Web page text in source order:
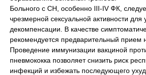
Больного с СН, особенно III-IV ФК,
чрезмерной сексуальной активности
декомпенсации. В качестве
рекомендуется предварительный прием
Проведение иммунизации вакциной
пневмококка позволяет снизить риск
инфекций и избежать последующего